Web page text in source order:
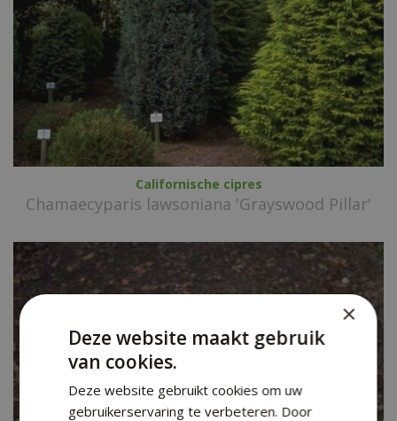
Californische cipres
Chamaecyparis lawsoniana 'Grayswood Pillar'
×
Deze website maakt gebruik
van cookies.
Deze website gebruikt cookies om uw
gebruikerservaring te verbeteren. Door